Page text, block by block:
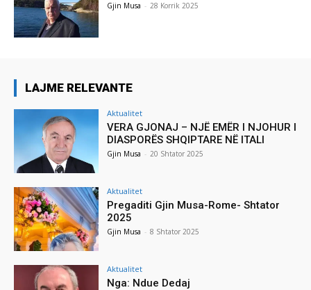
Gjin Musa - 28 Korrik 2025
LAJME RELEVANTE
Aktualitet
VERA GJONAJ – NJË EMËR I NJOHUR I
DIASPORËS SHQIPTARE NË ITALI
Gjin Musa - 20 Shtator 2025
Aktualitet
Pregaditi Gjin Musa-Rome- Shtator
2025
Gjin Musa - 8 Shtator 2025
Aktualitet
Nga: Ndue Dedaj